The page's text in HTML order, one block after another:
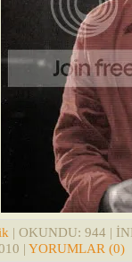
| OKUNDU: 944 |
| YORUMLAR (0)